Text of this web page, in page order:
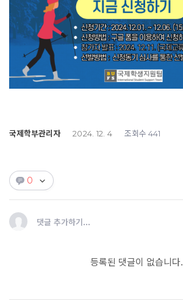
국제학부관리자 2024. 12. 4 조회수 441
0
댓글 추가하기...
등록된 댓글이 없습니다.